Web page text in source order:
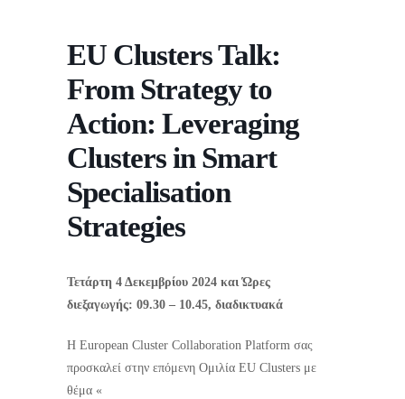
EU Clusters Talk:
From Strategy to
Action: Leveraging
Clusters in Smart
Specialisation
Strategies
Τετάρτη 4 Δεκεμβρίου 2024 και Ώρες
διεξαγωγής: 09.30 – 10.45, διαδικτυακά
Η European Cluster Collaboration Platform σας
προσκαλεί στην επόμενη Ομιλία EU Clusters με
θέμα «